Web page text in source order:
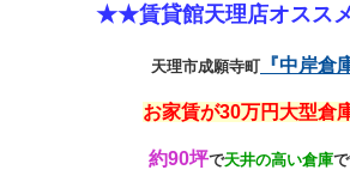
★★賃貸館天理店オスス
天理市成願寺町 『中岸倉
お家賃が30万円大型倉
約90坪で天井の高い倉庫